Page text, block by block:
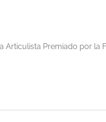
Premiado por la